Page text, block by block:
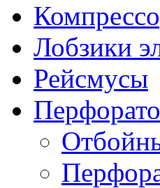
Лобзики
Рейсмусы